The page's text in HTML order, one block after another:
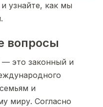
и узнайте, как мы
вопросы
— это законный и
и
миру. Согласно